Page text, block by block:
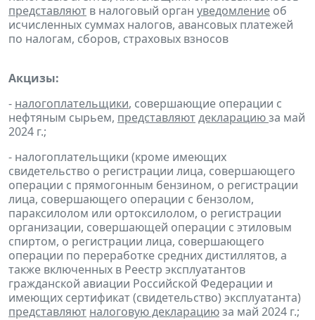
представляют в налоговый орган уведомление об
исчисленных суммах налогов, авансовых платежей
по налогам, сборов, страховых взносов
Акцизы:
- налогоплательщики, совершающие операции с
нефтяным сырьем, представляютдекларациюза май
2024 г.;
- налогоплательщики (кроме имеющих
свидетельство о регистрации лица, совершающего
операции с прямогонным бензином, о регистрации
лица, совершающего операции с бензолом,
параксилолом или ортоксилолом, о регистрации
организации, совершающей операции с этиловым
спиртом, о регистрации лица, совершающего
операции по переработке средних дистиллятов, а
также включенных в Реестр эксплуатантов
гражданской авиации Российской Федерации и
имеющих сертификат (свидетельство) эксплуатанта)
представляют налоговую декларациюза май 2024 г.;